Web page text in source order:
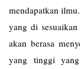
mendapatkan
yang di
akan berasa
yang tinggi